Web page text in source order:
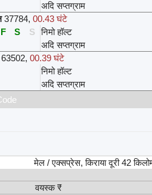
अदि सप्तग्राम
37784,00.43 घंटे
F S S निमो हॉल्ट
अदि सप्तग्राम
63502,00.39 घंटे
निमो हॉल्ट
अदि सप्तग्राम
मेल / एक्सप्रेस, किराया दूरी 42
वयस्क ₹